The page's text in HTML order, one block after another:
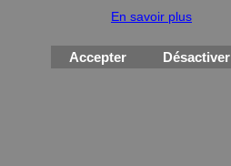
Boutique en ligne créés
avec le logiciel
En savoir plus
Accepter Désactiver